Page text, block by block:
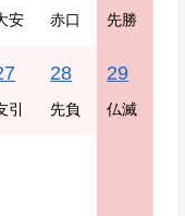
安 赤口 先勝
引
28
先負
29
仏滅